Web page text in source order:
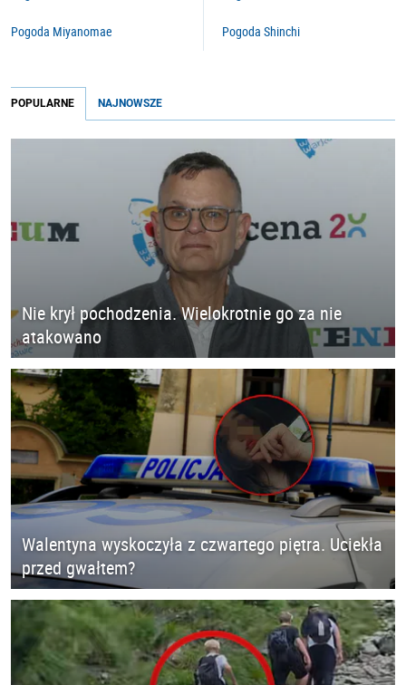
Pogoda Miyanomae Pogoda Shinchi
POPULARNE NAJNOWSZE
Nie krył pochodzenia. Wielokrotnie go za nie
atakowano
Walentyna wyskoczyła z czwartego piętra. Uciekła
przed gwałtem?